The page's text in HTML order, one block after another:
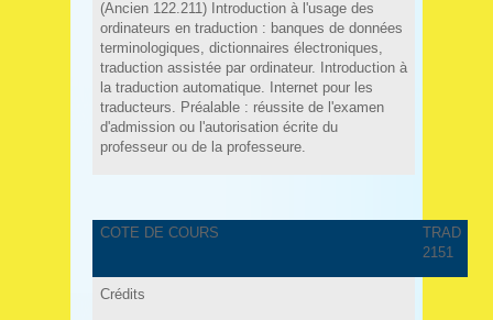
(Ancien 122.211) Introduction à l'usage des
ordinateurs en traduction : banques de données
terminologiques, dictionnaires électroniques,
traduction assistée par ordinateur. Introduction à
la traduction automatique. Internet pour les
traducteurs. Préalable : réussite de l'examen
d'admission ou l'autorisation écrite du
professeur ou de la professeure.
COTE DE COURS
TRAD
2151
Crédits